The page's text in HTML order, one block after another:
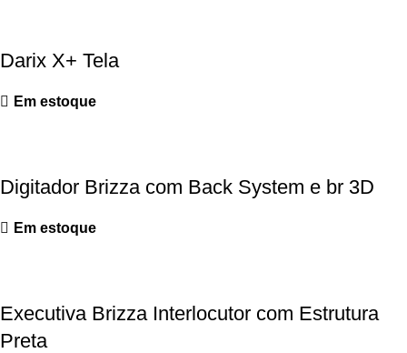
Darix X+ Tela
Em estoque
Digitador Brizza com Back System e br 3D
Em estoque
Executiva Brizza Interlocutor com Estrutura
Preta